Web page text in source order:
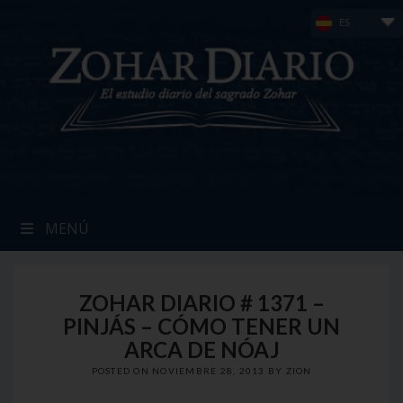
ES
MENÚ
ZOHAR DIARIO # 1371 –
PINJÁS – CÓMO TENER UN
ARCA DE NÓAJ
POSTED ON NOVIEMBRE 28, 2013 BY ZION